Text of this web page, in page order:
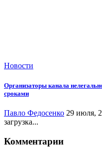
Новости
Организаторы канала
сроками
Павло Федосенко 29 июля,
загрузка...
Комментарии